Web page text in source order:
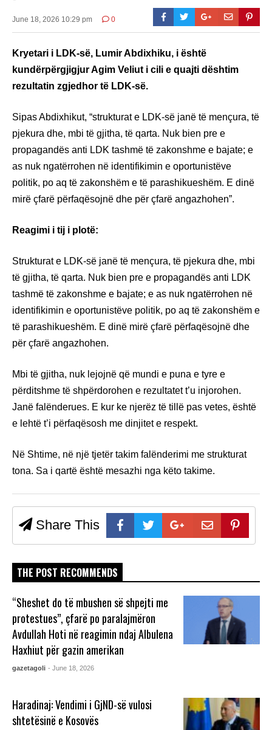
June 18, 2026 10:29 pm 0
Kryetari i LDK-së, Lumir Abdixhiku, i është
kundërpërgjigjur Agim Veliut i cili e quajti dështim
rezultatin zgjedhor të LDK-së.
Sipas Abdixhikut, “strukturat e LDK-së janë të mençura, të
pjekura dhe, mbi të gjitha, të qarta. Nuk bien pre e
propagandës anti LDK tashmë të zakonshme e bajate; e
as nuk ngatërrohen në identifikimin e oportunistëve
politik, po aq të zakonshëm e të parashikueshëm. E dinë
mirë çfarë përfaqësojnë dhe për çfarë angazhohen”.
Reagimi i tij i plotë:
Strukturat e LDK-së janë të mençura, të pjekura dhe, mbi
të gjitha, të qarta. Nuk bien pre e propagandës anti LDK
tashmë të zakonshme e bajate; e as nuk ngatërrohen në
identifikimin e oportunistëve politik, po aq të zakonshëm e
të parashikueshëm. E dinë mirë çfarë përfaqësojnë dhe
për çfarë angazhohen.
Mbi të gjitha, nuk lejojnë që mundi e puna e tyre e
përditshme të shpërdorohen e rezultatet t’u injorohen.
Janë falënderues. E kur ke njerëz të tillë pas vetes, është
e lehtë t’i përfaqësosh me dinjitet e respekt.
Në Shtime, në një tjetër takim falënderimi me strukturat
tona. Sa i qartë është mesazhi nga këto takime.
Share This
THE POST RECOMMENDS
“Sheshet do të mbushen së shpejti me
protestues”, çfarë po paralajmëron
Avdullah Hoti në reagimin ndaj Albulena
Haxhiut për gazin amerikan
gazetagoli - June 18, 2026
Haradinaj: Vendimi i GjND-së vulosi
shtetësinë e Kosovës